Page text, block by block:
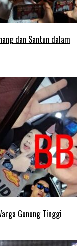
dan Santun dalam
Gunung Tinggi